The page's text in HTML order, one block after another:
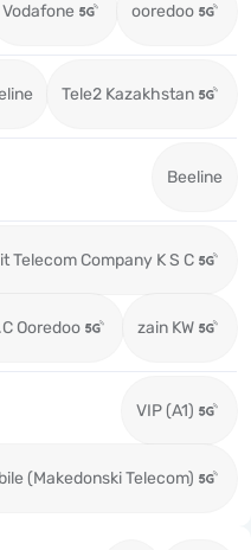
Vodafone ooredoo
Tele2 Kazakhstan
Beeline
Telecom Company K S C
Ooredoo zain KW
VIP (A1)
(Makedonski Telecom)